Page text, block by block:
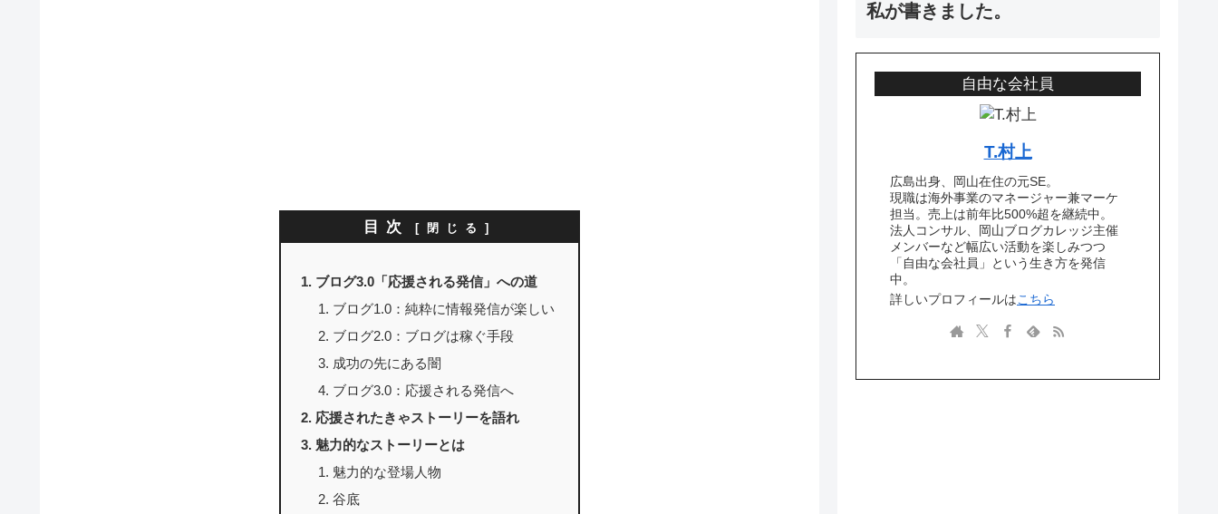
目次
ブログ3.0「応援される発信」への道
ブログ1.0：純粋に情報発信が楽しい
ブログ2.0：ブログは稼ぐ手段
成功の先にある闇
ブログ3.0：応援される発信へ
応援されたきゃストーリーを語れ
魅力的なストーリーとは
魅力的な登場人物
谷底
私が書きました。
自由な会社員
T.村上
広島出身、岡山在住の元SE。
現職は海外事業のマネージャー兼マーケ
担当。売上は前年比500%超を継続中。
法人コンサル、岡山ブログカレッジ主催
メンバーなど幅広い活動を楽しみつつ
「自由な会社員」という生き方を発信
中。
詳しいプロフィールはこちら